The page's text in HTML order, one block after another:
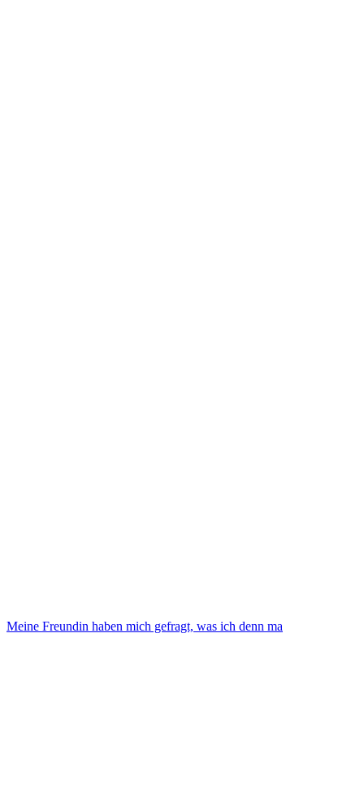
Meine Freundin haben mich gefragt, was ich denn ma